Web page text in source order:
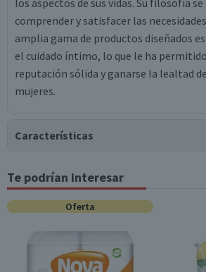
los aspectos de sus vidas. Su filosofía
comprender y satisfacer las
amplia gama de productos diseñados
el cuidado íntimo, lo que le ha
reputación sólida y ganarse la lealtad
mujeres.
Características
Tipo de Producto
Tampones
Contenido
Garantía Mínima Legal
Válida hasta su fecha de caducidad
Te podrían interesar
Oferta